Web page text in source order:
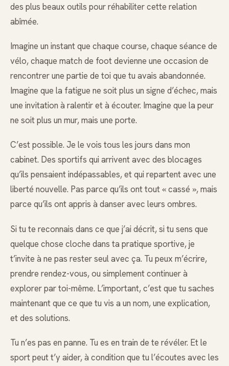
des plus beaux outils pour réhabiliter cette relation
abîmée.
Imagine un instant que chaque course, chaque séance de
vélo, chaque match de foot devienne une occasion de
rencontrer une partie de toi que tu avais abandonnée.
Imagine que la fatigue ne soit plus un signe d’échec, mais
une invitation à ralentir et à écouter. Imagine que la peur
ne soit plus un mur, mais une porte.
C’est possible. Je le vois tous les jours dans mon
cabinet. Des sportifs qui arrivent avec des blocages
qu’ils pensaient indépassables, et qui repartent avec une
liberté nouvelle. Pas parce qu’ils ont tout « cassé », mais
parce qu’ils ont appris à danser avec leurs ombres.
Si tu te reconnais dans ce que j’ai décrit, si tu sens que
quelque chose cloche dans ta pratique sportive, je
t’invite à ne pas rester seul avec ça. Tu peux m’écrire,
prendre rendez-vous, ou simplement continuer à
explorer par toi-même. L’important, c’est que tu saches
maintenant que ce que tu vis a un nom, une explication,
et des solutions.
Tu n’es pas en panne. Tu es en train de te révéler. Et le
sport peut t’y aider, à condition que tu l’écoutes avec les